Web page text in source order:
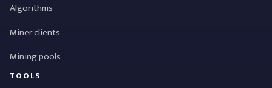
Algorithms
Miner clients
Mining pools
TOOLS